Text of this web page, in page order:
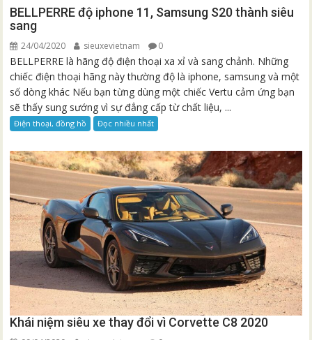
BELLPERRE độ iphone 11, Samsung S20 thành siêu
sang
24/04/2020 sieuxevietnam 0
BELLPERRE là hãng độ điện thoại xa xỉ và sang chảnh. Những
chiếc điện thoại hãng này thường độ là iphone, samsung và một
số dòng khác Nếu bạn từng dùng một chiếc Vertu cảm ứng bạn
sẽ thấy sung sướng vì sự đẳng cấp từ chất liệu, ...
Điện thoại, đồng hồ Đọc nhiều nhất
Khái niệm siêu xe thay đổi vì Corvette C8 2020